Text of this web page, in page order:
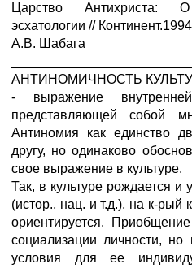
Царство Антихриста:
эсхатологии //
А.В. Шабага
АНТИНОМИЧНОСТЬ
- выражение
представляющей собой
Антиномия как единство
другу, но одинаково
свое выражение в культуре.
Так, в культуре рождается и
(истор., нац. и т.д.), на к-рый
ориентируется.
социализации личности, но
условия для ее